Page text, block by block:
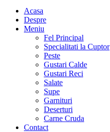
Acasa
Despre
Meniu
Fel Principal
Specialitati la Cuptor
Peste
Gustari Calde
Gustari Reci
Salate
Supe
Garnituri
Deserturi
Carne Cruda
Contact